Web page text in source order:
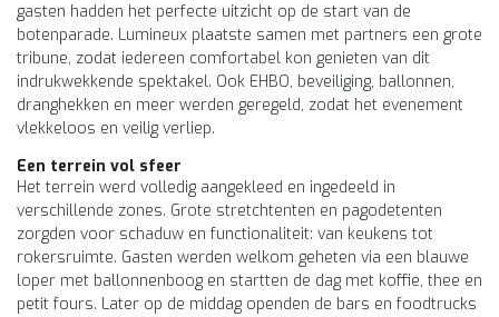
gasten hadden het perfecte uitzicht op de start van de
botenparade. Lumineux plaatste samen met partners een grote
tribune, zodat iedereen comfortabel kon genieten van dit
indrukwekkende spektakel. Ook EHBO, beveiliging, ballonnen,
dranghekken en meer werden geregeld, zodat het evenement
vlekkeloos en veilig verliep.
Een terrein vol sfeer
Het terrein werd volledig aangekleed en ingedeeld in
verschillende zones. Grote stretchtenten en pagodetenten
zorgden voor schaduw en functionaliteit: van keukens tot
rokersruimte. Gasten werden welkom geheten via een blauwe
loper met ballonnenboog en startten de dag met koffie, thee en
petit fours. Later op de middag openden de bars en foodtrucks